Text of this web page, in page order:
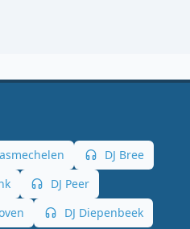
DJ Bree
DJ Peer
DJ Diepenbeek